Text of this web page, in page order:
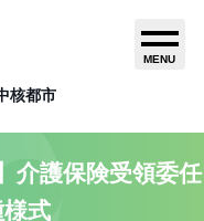
核都市
MENU
介護保険受領委任
式